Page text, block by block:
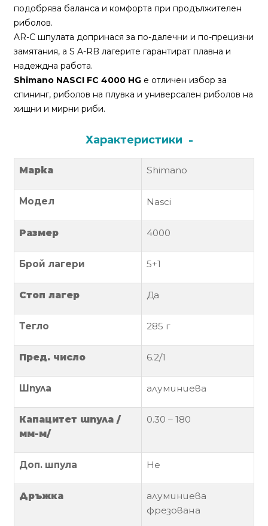
нас
Контакти
Поръчка
и
доставка
за
ползване
Политика
за
поверителност
Политика
“бисквитки”
(Cookie)
Всички
права
запазени.
Интернет
Маркетинг
подобрява баланса и комфорта при продължителен
риболов.
AR-C шпулата допринася за по-далечни и по-прецизни
замятания, а S A-RB лагерите гарантират плавна и
надеждна работа.
Shimano NASCI FC 4000 HG е отличен избор за
спининг, риболов на плувка и универсален риболов на
хищни и мирни риби.
Характеристики
Марка Shimano
Модел Nasci
Размер 4000
Брой лагери 5+1
Стоп лагер Да
Тегло 285 г
Пред. число 6.2/1
Шпула алуминиева
Капацитет шпула /
мм-м/
0.30 – 180
Доп. шпула Не
Дръжка
алуминиева
фрезована